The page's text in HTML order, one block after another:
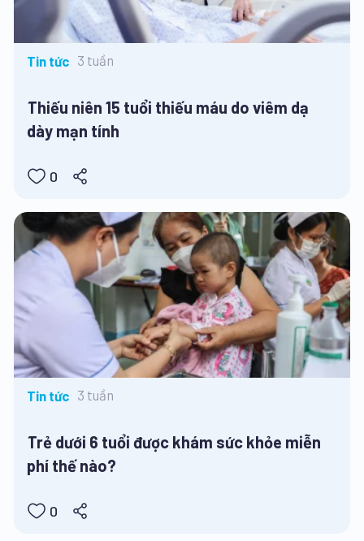
Tin tức 3 tuần
Thiếu niên 15 tuổi thiếu máu do viêm dạ
dày mạn tính
0
Tin tức 3 tuần
Trẻ dưới 6 tuổi được khám sức khỏe miễn
phí thế nào?
0